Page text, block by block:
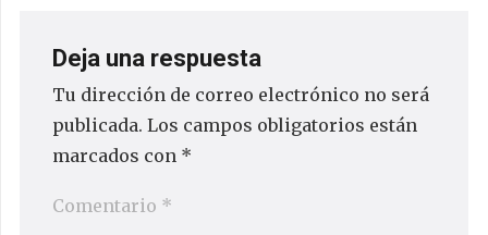
Deja una respuesta
Tu dirección de correo electrónico no será
publicada. Los campos obligatorios están
marcados con *